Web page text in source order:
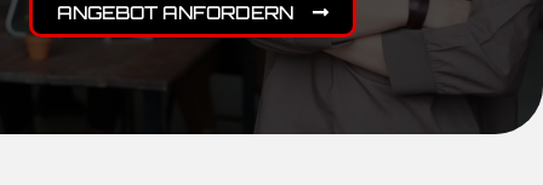
ANGEBOT ANFORDERN